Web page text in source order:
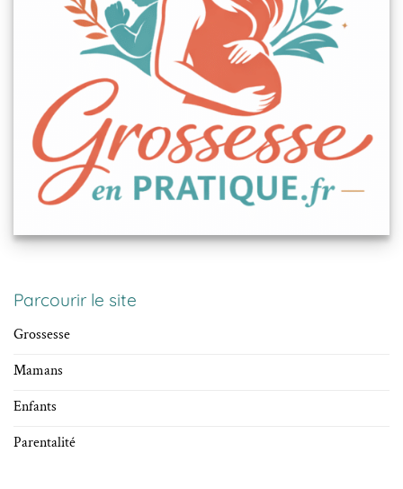
Parcourir le site
Grossesse
Mamans
Enfants
Parentalité